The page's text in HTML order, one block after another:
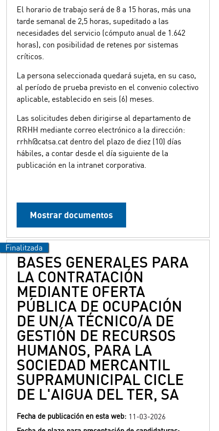
El horario de trabajo será de 8 a 15 horas, más una
tarde semanal de 2,5 horas, supeditado a las
necesidades del servicio (cómputo anual de 1.642
horas), con posibilidad de retenes por sistemas
críticos.
La persona seleccionada quedará sujeta, en su caso,
al período de prueba previsto en el convenio colectivo
aplicable, establecido en seis (6) meses.
Las solicitudes deben dirigirse al departamento de
RRHH mediante correo electrónico a la dirección:
rrhh@catsa.cat dentro del plazo de diez (10) días
hábiles, a contar desde el día siguiente de la
publicación en la intranet corporativa.
Mostrar documentos
BASES GENERALES PARA
LA CONTRATACIÓN
MEDIANTE OFERTA
PÚBLICA DE OCUPACIÓN
DE UN/A TÉCNICO/A DE
GESTIÓN DE RECURSOS
HUMANOS, PARA LA
SOCIEDAD MERCANTIL
SUPRAMUNICIPAL CICLE
DE L'AIGUA DEL TER, SA
Fecha de publicación en esta web: 11-03-2026